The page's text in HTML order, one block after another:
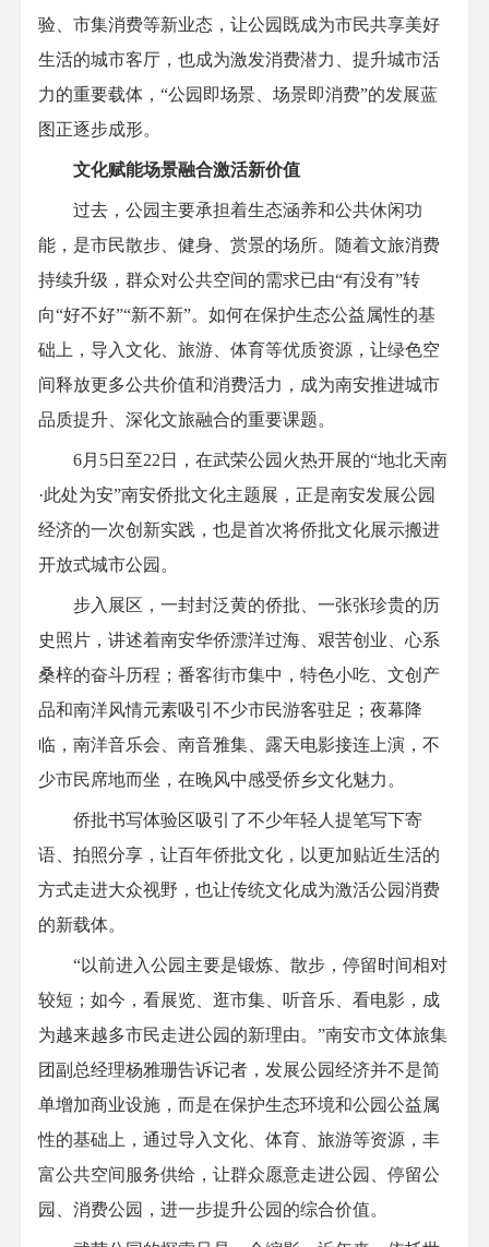
验、市集消费等新业态，让公园既成为市民共享美好
生活的城市客厅，也成为激发消费潜力、提升城市活
力的重要载体，“公园即场景、场景即消费”的发展蓝
图正逐步成形。
文化赋能场景融合激活新价值
过去，公园主要承担着生态涵养和公共休闲功
能，是市民散步、健身、赏景的场所。随着文旅消费
持续升级，群众对公共空间的需求已由“有没有”转
向“好不好”“新不新”。如何在保护生态公益属性的基
础上，导入文化、旅游、体育等优质资源，让绿色空
间释放更多公共价值和消费活力，成为南安推进城市
品质提升、深化文旅融合的重要课题。
6月5日至22日，在武荣公园火热开展的“地北天南
·此处为安”南安侨批文化主题展，正是南安发展公园
经济的一次创新实践，也是首次将侨批文化展示搬进
开放式城市公园。
步入展区，一封封泛黄的侨批、一张张珍贵的历
史照片，讲述着南安华侨漂洋过海、艰苦创业、心系
桑梓的奋斗历程；番客街市集中，特色小吃、文创产
品和南洋风情元素吸引不少市民游客驻足；夜幕降
临，南洋音乐会、南音雅集、露天电影接连上演，不
少市民席地而坐，在晚风中感受侨乡文化魅力。
侨批书写体验区吸引了不少年轻人提笔写下寄
语、拍照分享，让百年侨批文化，以更加贴近生活的
方式走进大众视野，也让传统文化成为激活公园消费
的新载体。
“以前进入公园主要是锻炼、散步，停留时间相对
较短；如今，看展览、逛市集、听音乐、看电影，成
为越来越多市民走进公园的新理由。”南安市文体旅集
团副总经理杨雅珊告诉记者，发展公园经济并不是简
单增加商业设施，而是在保护生态环境和公园公益属
性的基础上，通过导入文化、体育、旅游等资源，丰
富公共空间服务供给，让群众愿意走进公园、停留公
园、消费公园，进一步提升公园的综合价值。